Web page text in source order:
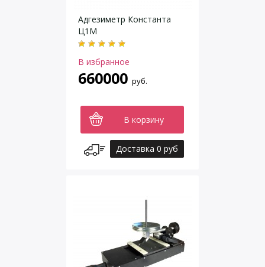
Адгезиметр Константа
Ц1М
В избранное
660000 руб.
В корзину
Доставка 0 руб